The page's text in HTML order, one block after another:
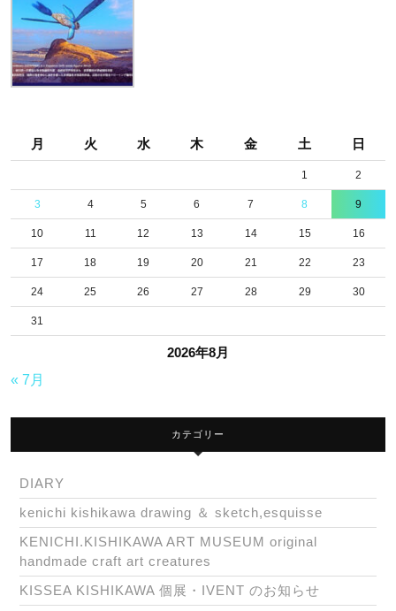
2026年8月
月 火 水 木 金 土 日
1 2
3 4 5 6 7 8 9
10 11 12 13 14 15 16
17 18 19 20 21 22 23
24 25 26 27 28 29 30
31
« 7月
カテゴリー
DIARY
kenichi kishikawa drawing ＆ sketch,esquisse
KENICHI.KISHIKAWA ART MUSEUM original
handmade craft art creatures
KISSEA KISHIKAWA 個展・IVENT のお知らせ